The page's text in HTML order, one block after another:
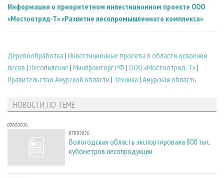
Информация о приоритетном инвестиционном проекте ООО
«Мостоотряд-Т» «Развитие лесопромышленного комплекса»
Деревообработка | Инвестиционные проекты в области освоения
лесов |Лесопиление | Минпромторг РФ | ООО «Мостоотряд-Т»|
Правительство Амурской области | Техника | Амурская область
НОВОСТИ ПО ТЕМЕ
07.08.2026
07.08.2026
Вологодская область экспортировала 800 тыс.
кубометров лесопродукции